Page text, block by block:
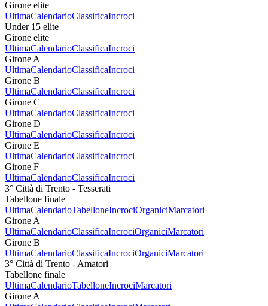
Girone elite
UltimaCalendarioClassificaIncroci
Under 15 elite
Girone elite
UltimaCalendarioClassificaIncroci
Girone A
UltimaCalendarioClassificaIncroci
Girone B
UltimaCalendarioClassificaIncroci
Girone C
UltimaCalendarioClassificaIncroci
Girone D
UltimaCalendarioClassificaIncroci
Girone E
UltimaCalendarioClassificaIncroci
Girone F
UltimaCalendarioClassificaIncroci
3° Città di Trento - Tesserati
Tabellone finale
UltimaCalendarioTabelloneIncrociOrganiciMarcatori
Girone A
UltimaCalendarioClassificaIncrociOrganiciMarcatori
Girone B
UltimaCalendarioClassificaIncrociOrganiciMarcatori
3° Città di Trento - Amatori
Tabellone finale
UltimaCalendarioTabelloneIncrociMarcatori
Girone A